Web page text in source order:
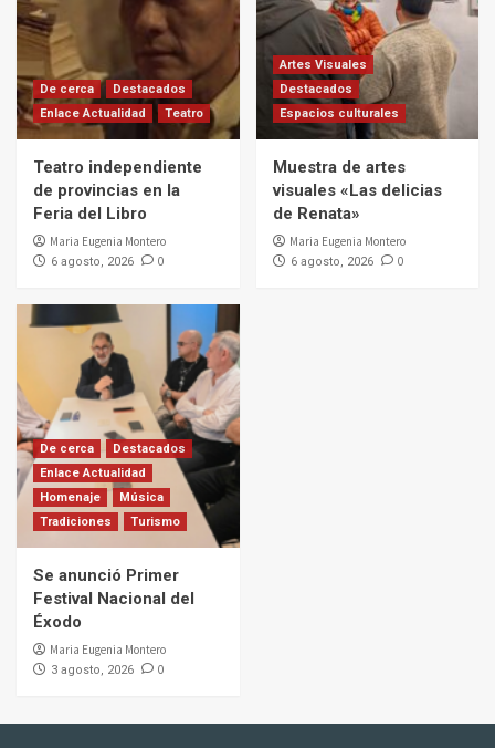
De cerca
Destacados
Enlace Actualidad
Teatro
Teatro independiente
de provincias en la
Feria del Libro
Maria Eugenia Montero
6 agosto, 2026 0
Artes Visuales
Destacados
Espacios culturales
Muestra de artes
visuales «Las delicias
de Renata»
Maria Eugenia Montero
6 agosto, 2026 0
De cerca
Destacados
Enlace Actualidad
Homenaje
Música
Tradiciones
Turismo
Se anunció Primer
Festival Nacional del
Éxodo
Maria Eugenia Montero
3 agosto, 2026 0